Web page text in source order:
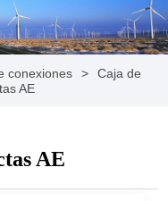
conexiones >
Caja de
AE
AE